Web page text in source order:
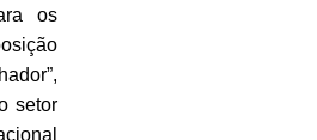
os
setor